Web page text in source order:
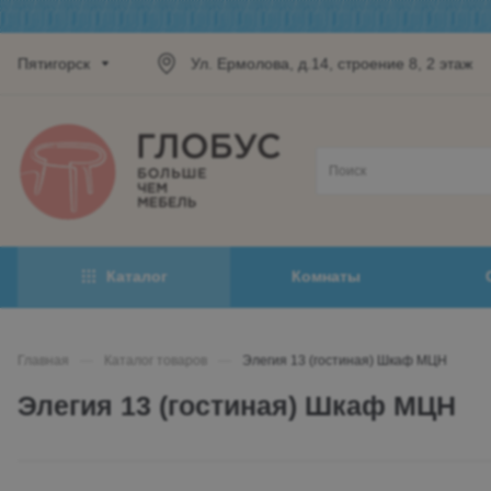
Пятигорск Ул. Ермолова, д.14, строение 8, 2 этаж
Каталог Комнаты
Главная Каталог товаров Элегия 13 (гостиная) Шкаф МЦН
Элегия 13 (гостиная) Шкаф МЦН